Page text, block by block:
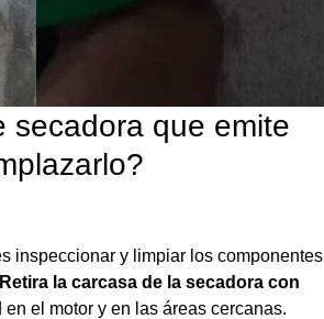
secadora que emite
inspeccionar y limpiar los componentes
Retira la carcasa de la secadora con
el motor y en las áreas cercanas.